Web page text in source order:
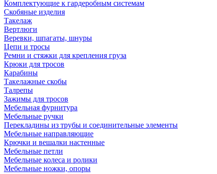
Комплектующие к гардеробным системам
Скобяные изделия
Такелаж
Вертлюги
Веревки, шпагаты, шнуры
Цепи и тросы
Ремни и стяжки для крепления груза
Крюки для тросов
Карабины
Такелажные скобы
Талрепы
Зажимы для тросов
Мебельная фурнитура
Мебельные ручки
Перекладины из трубы и соединительные элементы
Мебельные направляющие
Крючки и вешалки настенные
Мебельные петли
Мебельные колеса и ролики
Мебельные ножки, опоры